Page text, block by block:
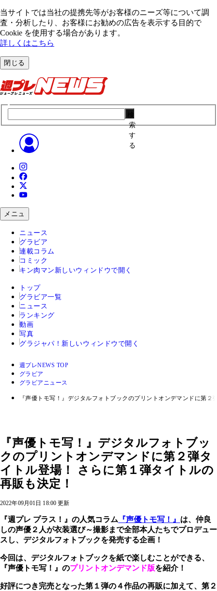
当サイトでは当社の提携先等がお客様のニーズ等について調
査・分析したり、お客様にお勧めの広告を表⽰する⽬的で
Cookie を使⽤する場合があります。
詳しくはこちら
閉じる
索
す
る
メニュ
ニュース
グラビア
連載コラム
コミック
キン肉マン 新しいウィンドウで開く
トップ
グラビア一覧
ニュース
ランキング
動画
写真
グラジャパ！ 新しいウィンドウで開く
週プレNEWS TOP
グラビア
グラビアニュース
『声優トモ写！』デジタルフォトブックのプリントオンデマンドに第
『声優トモ写！』デジタルフォトブッ
クのプリントオンデマンドに第２弾タ
イトル登場！ さらに第１弾タイトルの
再販も決定！
2022年09月01日 18:00 更新
『週プレ プラス！』の人気コラム 『声優トモ写！』 は、仲良
しの声優２人が衣装選び～撮影まで全部本人たちでプロデュー
スし、デジタルフォトブックを発売する企画！
今回は、デジタルフォトブックを紙で楽しむことができる、
『声優トモ写！』のプリントオンデマンド版を紹介！
好評につき完売となった第１弾の４作品の再販に加えて、第２